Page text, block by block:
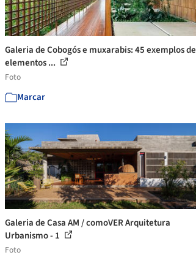
Galeria de Cobogós e muxarabis: 45 exemplos de
elementos ...
Foto
Marcar
Galeria de Casa AM / comoVER Arquitetura
Urbanismo - 1
Foto